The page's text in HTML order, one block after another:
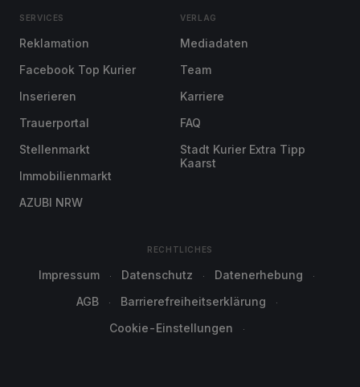
SERVICES
Reklamation
Facebook Top Kurier
Inserieren
Trauerportal
Stellenmarkt
Immobilienmarkt
AZUBI NRW
VERLAG
Mediadaten
Team
Karriere
FAQ
Stadt Kurier Extra Tipp
Kaarst
RECHTLICHES
Impressum Datenschutz
Datenerhebung
AGB
Barrierefreiheitserklärung
Cookie-Einstellungen